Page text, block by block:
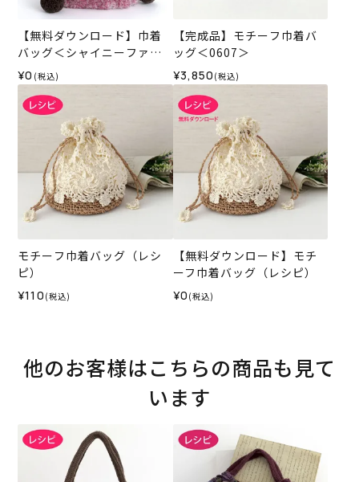
【無料ダウンロード】巾着
バッグ＜シャイニーファー
＞（レシピ）
¥0 (税込)
【完成品】モチーフ巾着バ
ッグ＜0607＞
¥3,850 (税込)
モチーフ巾着バッグ（レシ
ピ）
¥110 (税込)
【無料ダウンロード】モチ
ーフ巾着バッグ（レシピ）
¥0 (税込)
他のお客様はこちらの商品も見て
います